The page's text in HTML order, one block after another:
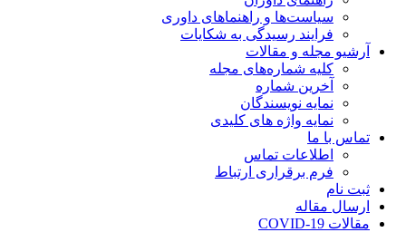
سیاست‌ها و راهنماهای داوری
فرایند رسیدگی به شکایات
آرشیو مجله و مقالات
کلیه شماره‌های مجله
آخرین شماره
نمایه نویسندگان
نمایه واژه های کلیدی
تماس با ما
اطلاعات تماس
فرم برقراری ارتباط
ثبت نام
ارسال مقاله
مقالات COVID-19